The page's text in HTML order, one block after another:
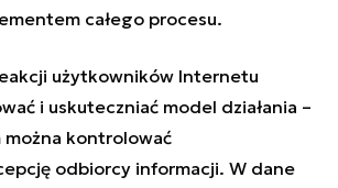
całego procesu.
użytkowników Internetu
i uskuteczniać model działania –
można kontrolować
odbiorcy informacji. W dane